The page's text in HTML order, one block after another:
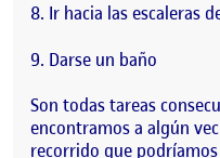
8. Ir hacia las escaleras
9. Darse un baño
Son todas tareas
encontramos a algún
recorrido que